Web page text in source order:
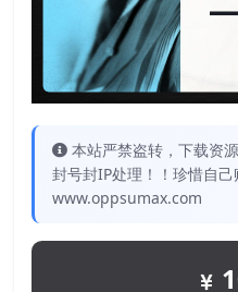
本站严禁盗转，下载资
封号封IP处理！！珍惜自
www.oppsumax.com